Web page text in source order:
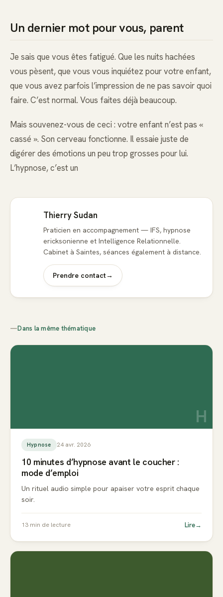
Un dernier mot pour vous, parent
Je sais que vous êtes fatigué. Que les nuits hachées
vous pèsent, que vous vous inquiétez pour votre enfant,
que vous avez parfois l’impression de ne pas savoir quoi
faire. C’est normal. Vous faites déjà beaucoup.
Mais souvenez-vous de ceci : votre enfant n’est pas «
cassé ». Son cerveau fonctionne. Il essaie juste de
digérer des émotions un peu trop grosses pour lui.
L’hypnose, c’est un
Thierry Sudan
Praticien en accompagnement — IFS, hypnose
ericksonienne et Intelligence Relationnelle.
Cabinet à Saintes, séances également à distance.
Prendre contact→
—Dans la même thématique
H
Hypnose 24 avr. 2026
10 minutes d’hypnose avant le coucher :
mode d’emploi
Un rituel audio simple pour apaiser votre esprit chaque
soir.
13 min de lecture Lire→